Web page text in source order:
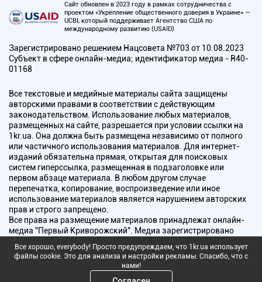
Сайт обновлен в 2023 году в рамках сотрудничества с
проектом «Укрепление общественного доверия в Украине» —
UCBI, который поддерживает Агентство США по
международному развитию (USAID)
Зарегистрировано решением Нацсовета №703 от 10.08.2023
Субъект в сфере онлайн-медиа; идентификатор медиа - R40-
01168
Все текстовые и медийные материалы сайта защищены
авторскими правами в соответствии с действующим
законодательством. Использование любых материалов,
размещенных на сайте, разрешается при условии ссылки на
1kr.ua. Она должна быть размещена независимо от полного
или частичного использования материалов. Для интернет-
изданий обязательна прямая, открытая для поисковых
систем гиперссылка, размещенная в подзаголовке или
первом абзаце материала. В любом другом случае
перепечатка, копирование, воспроизведение или иное
использование материалов является нарушением авторских
прав и строго запрещено.
Все права на размещение материалов принадлежат онлайн-
медиа "Первый Криворожский". Медиа зарегистрировано
радиовещания.
Copyright © 2010 - 2026 Все права защищены
Все хорошо, everybody! Просто предупреждаем, что 1kr.ua использует
файлы cookie. Это для анализа и настройки рекламы. Спасибо, что с
нами!